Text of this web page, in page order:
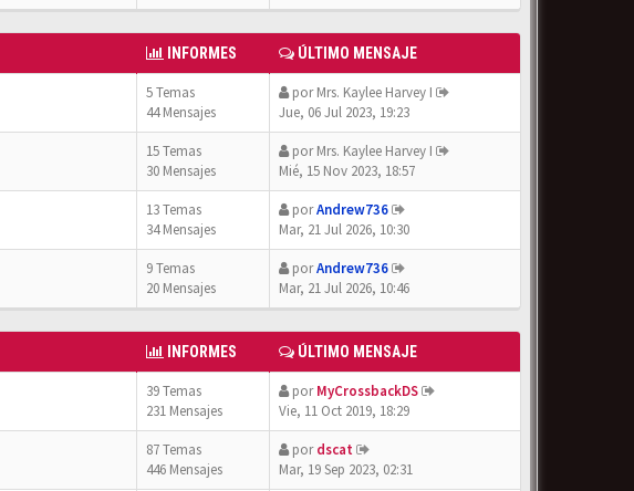
INFORMES ÚLTIMO MENSAJE
5 Temas
44 Mensajes
porMrs. Kaylee Harvey I
Jue, 06 Jul 2023, 19:23
15 Temas
30 Mensajes
porMrs. Kaylee Harvey I
Mié, 15 Nov 2023, 18:57
13 Temas
34 Mensajes
porAndrew736
Mar, 21 Jul 2026, 10:30
9 Temas
20 Mensajes
porAndrew736
Mar, 21 Jul 2026, 10:46
INFORMES ÚLTIMO MENSAJE
39 Temas
231 Mensajes
porMyCrossbackDS
Vie, 11 Oct 2019, 18:29
87 Temas
446 Mensajes
pordscat
Mar, 19 Sep 2023, 02:31